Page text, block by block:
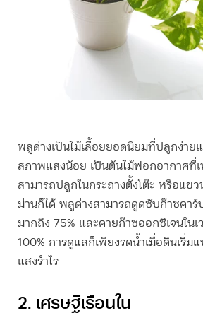
พลูด่างเป็นไม้เลื้อยยอดนิยมที่ปลูกง่ายแ
สภาพแสงน้อย เป็นต้นไม้ฟอกอากาศที่
สามารถปลูกในกระถางตั้งโต๊ะ หรือแข
ม่านก็ได้ พลูด่างสามารถดูดซับก๊าซคาร์
มากถึง 75% และคายก๊าซออกซิเจนในเ
100% การดูแลก็เพียงรดน้ำเมื่อดินเริ่ม
แสงรำไร
2. เศรษฐีเรือนใน